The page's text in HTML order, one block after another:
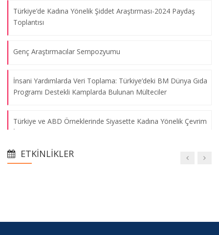
Türkiye’de Kadına Yönelik Şiddet Araştırması-2024 Paydaş
Toplantısı
Genç Araştırmacılar Sempozyumu
İnsani Yardımlarda Veri Toplama: Türkiye’deki BM Dünya Gıda
Programı Destekli Kamplarda Bulunan Mülteciler
Türkiye ve ABD Örneklerinde Siyasette Kadına Yönelik Çevrim
İçi Şiddet
Yüzyıllık Süreçte Türkiye’nin Göç Politikaları ve Belediyelerin
ETKINLIKLER